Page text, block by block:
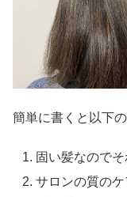
簡単に書くと以下の
固い髪なので
サロンの質の